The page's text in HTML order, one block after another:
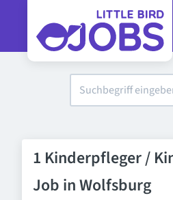
1 Kinderpfleger /
Job in Wolfsburg